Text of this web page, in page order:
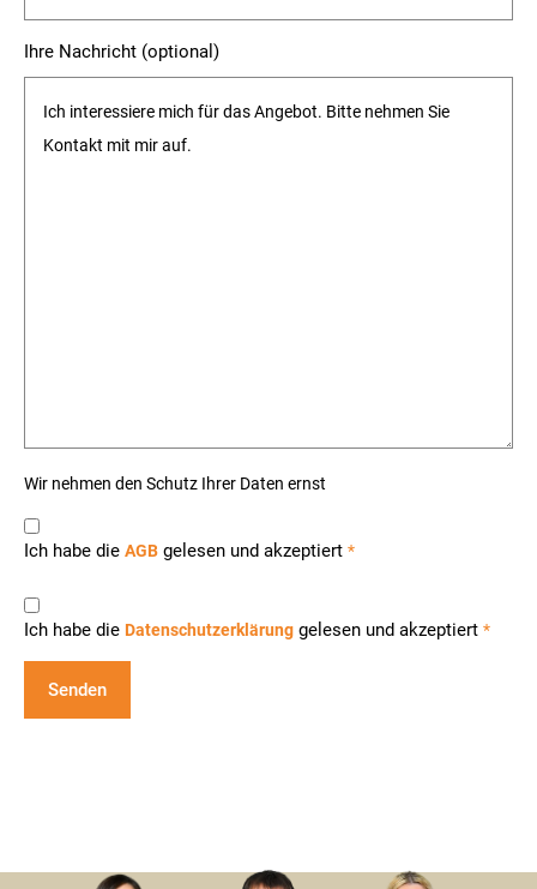
Ihre Nachricht (optional)
Wir nehmen den Schutz Ihrer Daten ernst
Ich habe die AGB gelesen und akzeptiert *
Ich habe die Datenschutzerklärung gelesen und akzeptiert *